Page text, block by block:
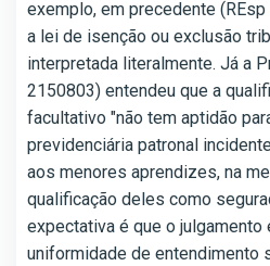
exemplo, em precedente
a lei de isenção ou exclusão
interpretada literalmente. Já a
2150803) entendeu que a
facultativo "não tem aptidão
previdenciária patronal
aos menores aprendizes, na
qualificação deles como
expectativa é que o
uniformidade de entendimento